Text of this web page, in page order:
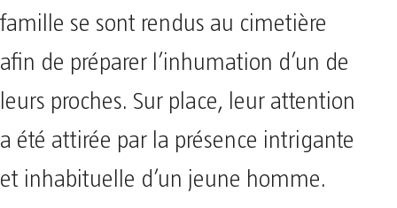
famille se sont rendus au cimetière
afin de préparer l’inhumation d’un de
leurs proches. Sur place, leur attention
a été attirée par la présence intrigante
et inhabituelle d’un jeune homme.